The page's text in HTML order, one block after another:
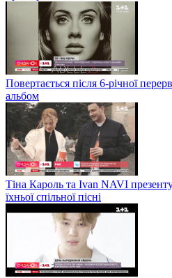
Повертається після 6-річної
альбом
Тіна Кароль та Ivan NAVI
їхньої спільної пісні